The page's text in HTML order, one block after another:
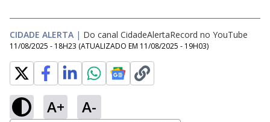
CIDADE ALERTA | Do canal CidadeAlertaRecord no YouTube
11/08/2025 - 18H23 (ATUALIZADO EM 11/08/2025 - 19H03)
A+ A-